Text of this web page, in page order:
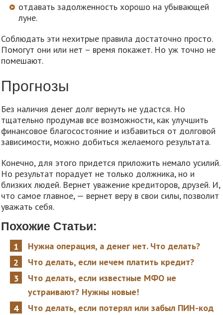
отдавать задолженность хорошо на убывающей
луне.
Соблюдать эти нехитрые правила достаточно просто.
Помогут они или нет – время покажет. Но уж точно не
помешают.
Прогнозы
Без наличия денег долг вернуть не удастся. Но
тщательно продумав все возможности, как улучшить
финансовое благосостояние и избавиться от долговой
зависимости, можно добиться желаемого результата.
Конечно, для этого придется приложить немало усилий.
Но результат порадует не только должника, но и
близких людей. Вернет уважение кредиторов, друзей. И,
что самое главное, — вернет веру в свои силы, позволит
уважать себя.
Похожие Статьи:
Нужна операция, а денег нет. Что делать?
Что делать, если нечем платить кредит?
Что делать, если известные МФО не
устраивают? Нужны новые!
Что делать, если потерял или забыл ПИН-код